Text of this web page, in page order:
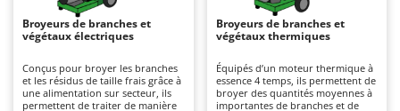
Aspirateurs de piscine
Aspirateurs Multifonctions
Atomiseurs agricoles pour tracteurs
Atomiseurs pour traitements
ALA 2000
Alce
Alpina
Ama
Broyeurs de branches et
végétaux électriques
Conçus pour broyer les branches
et les résidus de taille frais grâce à
une alimentation sur secteur, ils
permettent de traiter de manière
Broyeurs de branches et
végétaux thermiques
Équipés d’un moteur thermique à
essence 4 temps, ils permettent de
broyer des quantités moyennes à
importantes de branches et de